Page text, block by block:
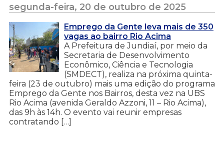
segunda-feira, 20 de outubro de 2025
Emprego da Gente leva mais de 350
vagas ao bairro Rio Acima
A Prefeitura de Jundiaí, por meio da
Secretaria de Desenvolvimento
Econômico, Ciência e Tecnologia
(SMDECT), realiza na próxima quinta-
feira (23 de outubro) mais uma edição do programa
Emprego da Gente nos Bairros, desta vez na UBS
Rio Acima (avenida Geraldo Azzoni, 11 – Rio Acima),
das 9h às 14h. O evento vai reunir empresas
contratando […]